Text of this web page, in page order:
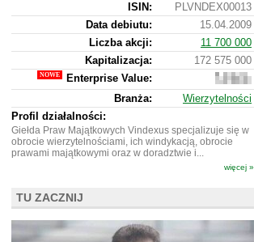
ISIN:
PLVNDEX00013
Data debiutu:
15.04.2009
Liczba akcji:
11 700 000
Kapitalizacja:
172 575 000
Enterprise Value:
594
000
Branża:
Wierzytelności
Profil działalności:
Giełda Praw Majątkowych Vindexus specjalizuje się w
obrocie wierzytelnościami, ich windykacją, obrocie
prawami majątkowymi oraz w doradztwie i...
więcej »
TU ZACZNIJ